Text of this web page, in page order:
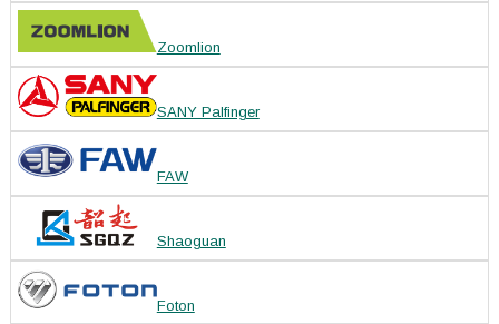
Zoomlion
SANY Palfinger
FAW
Shaoguan
Foton